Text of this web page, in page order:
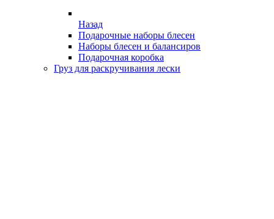
Назад
Подарочные наборы блесен
Наборы блесен и балансиров
Подарочная коробка
Груз для раскручивания лески